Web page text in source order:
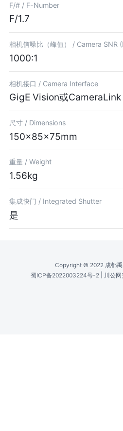
F/# / F-Number
F/1.7
相机信噪比（峰值） / Camera SNR
1000:1
相机接口 / Camera Interface
GigE Vision或CameraLink
尺寸 / Dimensions
150×85×75mm
重量 /Weight
1.56kg
集成快门 / Integrated Shutter
是
Copyright © 2022 成都禹
蜀ICP备2022003224号-2
川公